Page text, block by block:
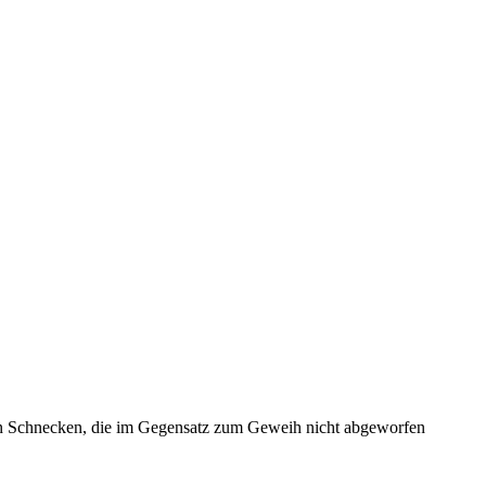
die im Gegensatz zum Geweih nicht abgeworfen